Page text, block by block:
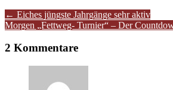
Artikel-
Navigation
← Eiches jüngste Jahrgänge sehr aktiv
Morgen „Fettweg- Turnier“ – Der
2 Kommentare